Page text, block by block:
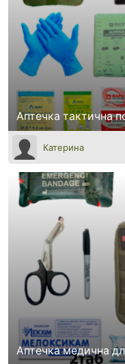
Аптечка тактична
Катерина
Аптечка медична